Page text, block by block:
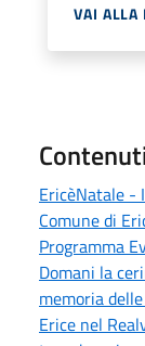
VAI ALLA
EricèNatale -
Comune di
Programma
Domani la
memoria
Erice nel